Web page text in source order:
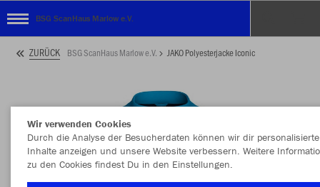
BSG ScanHaus Marlow e.V.
ZURÜCK BSG ScanHaus Marlow e.V. JAKO Polyesterjacke Iconic
Wir verwenden Cookies
Durch die Analyse der Besucherdaten können wir dir personalisierte
Inhalte anzeigen und unsere Website verbessern. Weitere
zu den Cookies findest Du in den Einstellungen.